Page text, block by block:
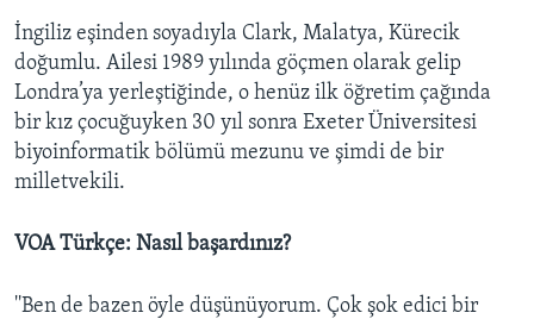
İngiliz eşinden soyadıyla Clark, Malatya, Kürecik
doğumlu. Ailesi 1989 yılında göçmen olarak gelip
Londra’ya yerleştiğinde, o henüz ilk öğretim çağında
bir kız çocuğuyken 30 yıl sonra Exeter Üniversitesi
biyoinformatik bölümü mezunu ve şimdi de bir
milletvekili.
VOA Türkçe: Nasıl başardınız?
''Ben de bazen öyle düşünüyorum. Çok şok edici bir